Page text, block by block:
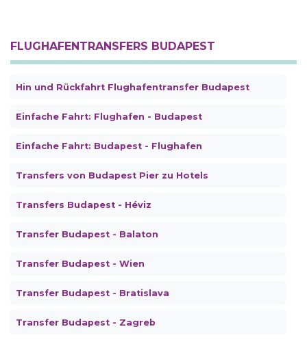
FLUGHAFENTRANSFERS BUDAPEST
Hin und Rückfahrt Flughafentransfer Budapest
Einfache Fahrt: Flughafen - Budapest
Einfache Fahrt: Budapest - Flughafen
Transfers von Budapest Pier zu Hotels
Transfers Budapest - Héviz
Transfer Budapest - Balaton
Transfer Budapest - Wien
Transfer Budapest - Bratislava
Transfer Budapest - Zagreb